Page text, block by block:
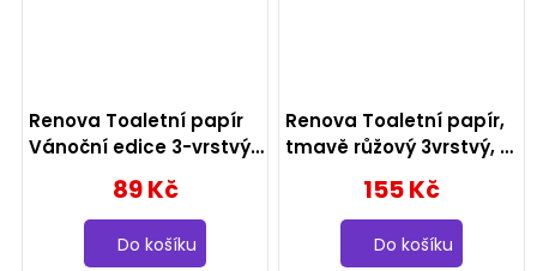
Renova Toaletní papír
Vánoční edice 3-vrstvý,
89 Kč
Do košíku
Renova Toaletní papír,
tmavě růžový 3vrstvý, 6
155 Kč
Do košíku